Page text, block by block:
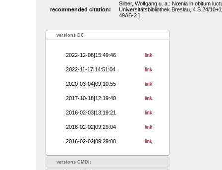
recommended citation:
Silber, Wolfgang u. a.: Nœnia in obitum
Universitätsbibliothek Breslau, 4 S 24/
49AB-2 ]
versions DC:
2022-12-08|15:49:46 link
2022-11-17|14:51:04 link
2020-03-04|09:10:55 link
2017-10-18|12:19:40 link
2016-02-03|13:19:21 link
2016-02-02|09:29:04 link
2016-02-02|09:29:00 link
versions CMDI: